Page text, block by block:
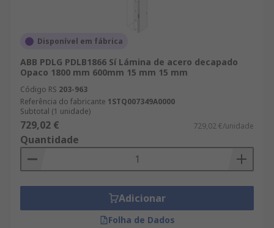
Disponível em fábrica
ABB PDLG PDLB1866 Sí Lámina de acero decapado
Opaco 1800 mm 600mm 15 mm 15 mm
Código RS 203-963
Referência do fabricante 1STQ007349A0000
Subtotal (1 unidade)
729,02 € 729,02 €/unidade
Quantidade
Adicionar
Folha de Dados